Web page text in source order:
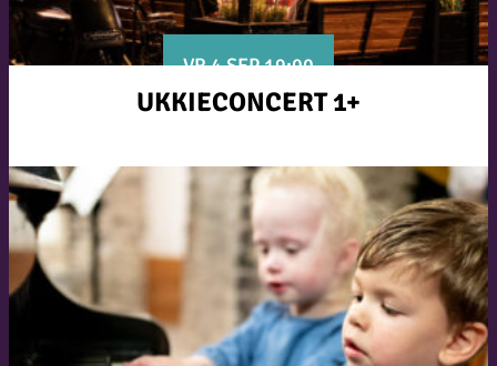
VR 4 SEP 19:00
UKKIECONCERT 1+